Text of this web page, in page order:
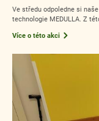
Ve středu odpoledne si
technologie MEDULLA. Z
Více o této akci